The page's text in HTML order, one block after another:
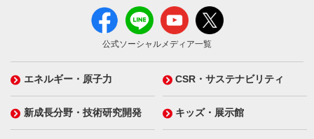
公式ソーシャルメディア一覧
エネルギー・原子力 CSR・サステナビリティ
新成長分野・技術研究開発 キッズ・展示館